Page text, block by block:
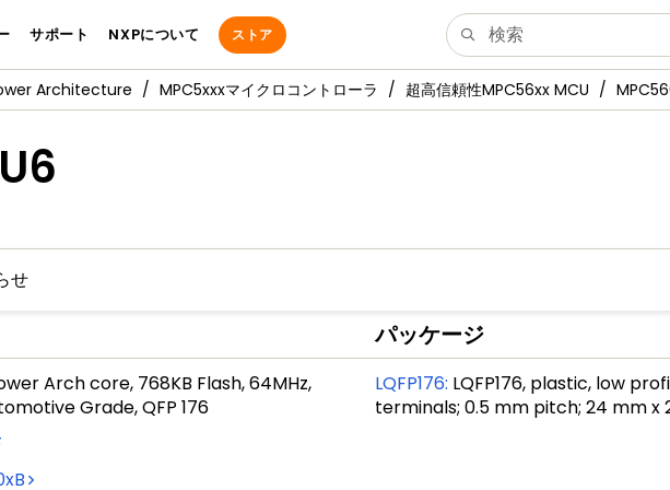
サポート NXPについて ストア
Architecture MPC5xxxマイクロコントローラ 超高信頼性MPC56xx MCU
せ
Arch core, 768KB Flash, 64MHz,
Grade, QFP 176
パッケージ
LQFP176: LQFP176, plastic, low
terminals; 0.5 mm pitch; 24 mm x